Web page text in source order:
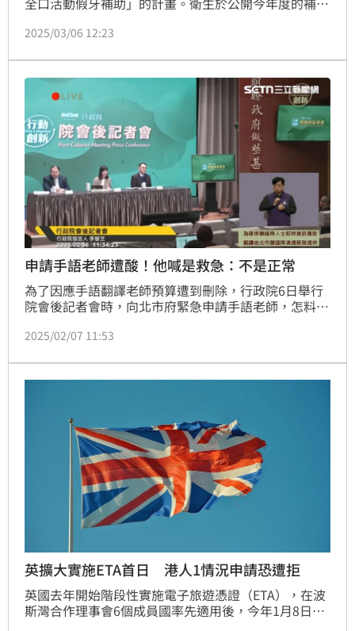
以上且符合安老津貼給付資產及居住條件的長者，以及
顎自然牙齒總數不足6顆，經評估符合資格者，每人最
高可得6萬元補助！
2025/03/06 12:23
申請手語老師遭酸！他喊是救急：不是正常
為了因應手語翻譯老師預算遭到刪除，行政院6日舉行
院會後記者會時，向北市府緊急申請手語老師，怎料卻
幹，實在不智」，讓律師林智群看傻「行政院的預算刪
急，不代表是正常的」。
2025/02/07 11:53
英擴大實施ETA首日 港人1情況申請恐遭拒
英國去年開始階段性實施電子旅遊憑證（ETA），在波
斯灣合作理事會6個成員國率先適用後，今年1月8日起